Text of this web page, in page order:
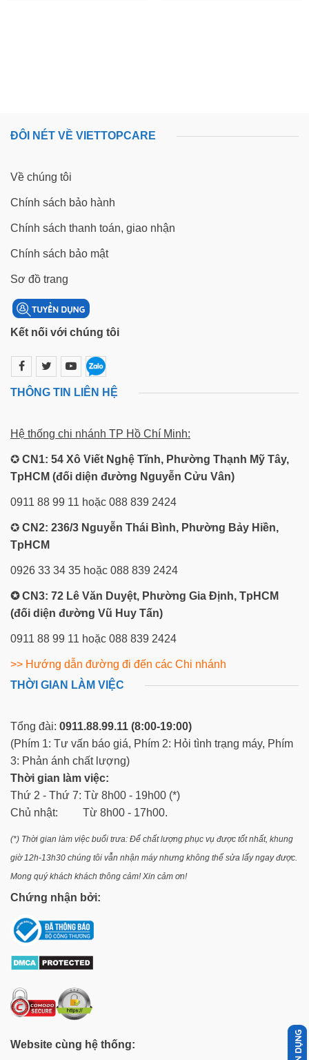
ĐÔI NÉT VỀ VIETTOPCARE
Về chúng tôi
Chính sách bảo hành
Chính sách thanh toán, giao nhận
Chính sách bảo mật
Sơ đồ trang
Kết nối với chúng tôi
THÔNG TIN LIÊN HỆ
Hệ thống chi nhánh TP Hồ Chí Minh:
✪ CN1: 54 Xô Viết Nghệ Tĩnh, Phường Thạnh Mỹ Tây,
TpHCM (đối diện đường Nguyễn Cửu Vân)
0911 88 99 11 hoặc 088 839 2424
✪ CN2: 236/3 Nguyễn Thái Bình, Phường Bảy Hiền,
TpHCM
0926 33 34 35 hoặc 088 839 2424
✪ CN3: 72 Lê Văn Duyệt, Phường Gia Định, TpHCM
(đối diện đường Vũ Huy Tấn)
0911 88 99 11 hoặc 088 839 2424
>> Hướng dẫn đường đi đến các Chi nhánh
THỜI GIAN LÀM VIỆC
Tổng đài: 0911.88.99.11 (8:00-19:00)
(Phím 1: Tư vấn báo giá, Phím 2: Hỏi tình trạng máy, Phím
3: Phản ánh chất lượng)
Thời gian làm việc:
Thứ 2 - Thứ 7: Từ 8h00 - 19h00 (*)
Chủ nhật: Từ 8h00 - 17h00.
(*) Thời gian làm việc buổi trưa: Để chất lượng phục vụ được tốt nhất, khung
giờ 12h-13h30 chúng tôi vẫn nhận máy nhưng không thể sửa lấy ngay được.
Mong quý khách khách thông cảm! Xin cảm ơn!
Chứng nhận bởi:
Website cùng hệ thống: